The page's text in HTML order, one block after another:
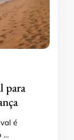
para
é
…